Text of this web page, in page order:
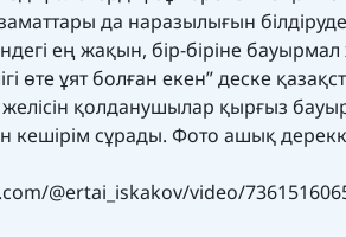
да наразылығын
ең жақын, бір-біріне
өте ұят болған екен” деске
желісін қолданушылар қырғыз
кешірім сұрады. Фото ашық
@ertai_iskakov/video/